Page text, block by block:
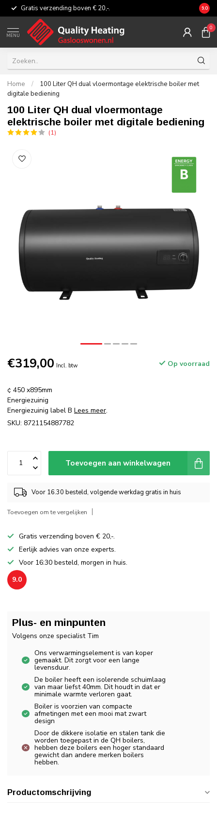
Gratis verzending boven € 20,-. 9.0
MENU
0
Home /
100 Liter QH dual vloermontage elektrische boiler met
digitale bediening
100 Liter QH dual vloermontage
elektrische boiler met digitale bediening
(1)
€319,00 Incl. btw Op voorraad
¢ 450 x895mm
Energiezuinig
Energiezuinig label B Lees meer.
SKU: 8721154887782
Toevoegen aan winkelwagen
Voor 16.30 besteld, volgende werkdag gratis in huis
Toevoegen om te vergelijken
Gratis verzending boven € 20,-.
Eerlijk advies van onze experts.
Voor 16:30 besteld, morgen in huis.
9.0
Plus- en minpunten
Volgens onze specialist Tim
Ons verwarmingselement is van koper
gemaakt. Dit zorgt voor een lange
levensduur.
De boiler heeft een isolerende schuimlaag
van maar liefst 40mm. Dit houdt in dat er
minimale warmte verloren gaat.
Boiler is voorzien van compacte
afmetingen met een mooi mat zwart
design
Door de dikkere isolatie en stalen tank die
worden toegepast in de QH boilers,
hebben deze boilers een hoger standaard
gewicht dan andere merken boilers
hebben.
Productomschrijving